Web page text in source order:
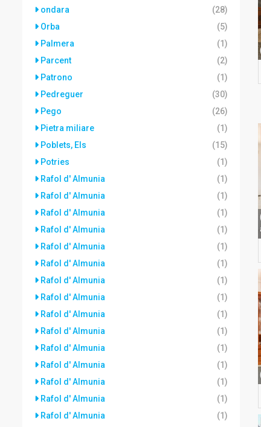
ondara
(28)
Orba
(5)
Palmera
(1)
Parcent
(2)
Patrono
(1)
Pedreguer
(30)
Pego
(26)
Pietra miliare
(1)
Poblets, Els
(15)
Potries
(1)
Rafol d' Almunia
(1)
Rafol d' Almunia
(1)
Rafol d' Almunia
(1)
Rafol d' Almunia
(1)
Rafol d' Almunia
(1)
Rafol d' Almunia
(1)
Rafol d' Almunia
(1)
Rafol d' Almunia
(1)
Rafol d' Almunia
(1)
Rafol d' Almunia
(1)
Rafol d' Almunia
(1)
Rafol d' Almunia
(1)
Rafol d' Almunia
(1)
Rafol d' Almunia
(1)
Rafol d' Almunia
(1)